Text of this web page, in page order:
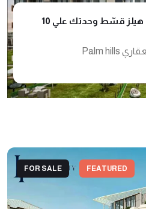
كمبوند كابيتال جاردنز بالم هيلز قسّط وحدتك علي 10
شركة بالم هيلز للتطوير العقاري Palm hills
FEATURED
FOR SALE